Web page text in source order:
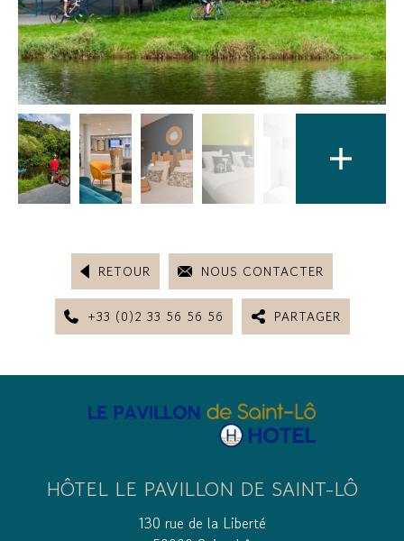
RETOUR NOUS CONTACTER
+33 (0)2 33 56 56 56 PARTAGER
HÔTEL LE PAVILLON DE SAINT-LÔ
130 rue de la Liberté